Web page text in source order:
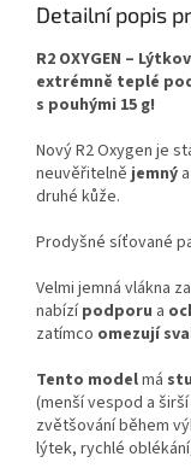
Detailní popis
R2 OXYGEN –
extrémně teplé
s pouhými 15 g!
Nový R2 Oxygen je
neuvěřitelnějemný
druhé kůže.
Prodyšné síťované
Velmi jemná vlákna
nabízípodporu a
zatímco omezují
Tento modelmá
(menší vespod a
zvětšování během
lýtek, rychlé